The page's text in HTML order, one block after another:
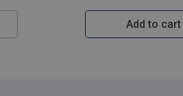
Add to cart